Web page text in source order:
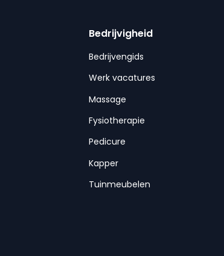
Bedrijvigheid
Bedrijvengids
Werk vacatures
Massage
Fysiotherapie
Pedicure
Kapper
Tuinmeubelen